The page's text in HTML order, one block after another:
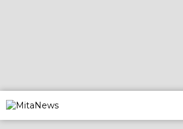
ke
konten